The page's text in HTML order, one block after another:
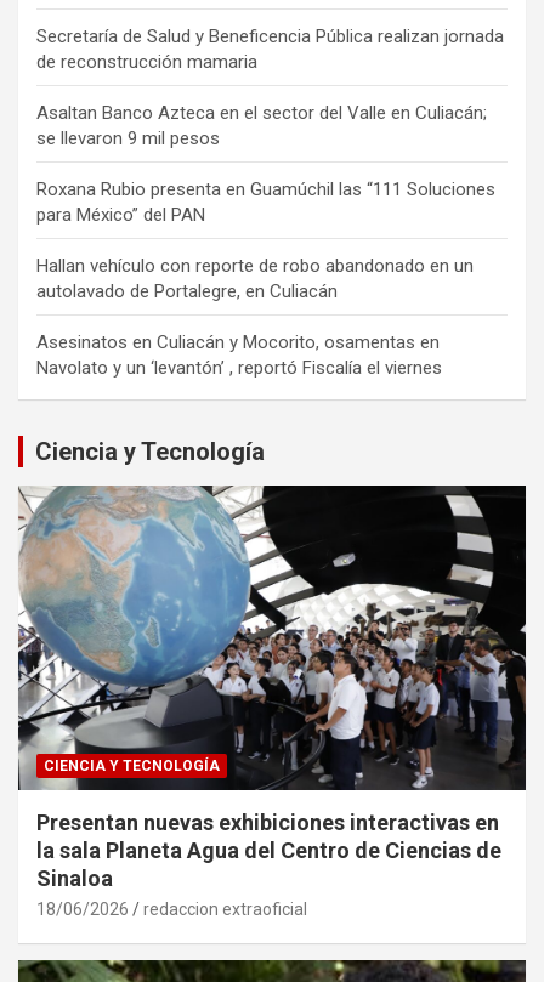
Secretaría de Salud y Beneficencia Pública realizan jornada
de reconstrucción mamaria
Asaltan Banco Azteca en el sector del Valle en Culiacán;
se llevaron 9 mil pesos
Roxana Rubio presenta en Guamúchil las “111 Soluciones
para México” del PAN
Hallan vehículo con reporte de robo abandonado en un
autolavado de Portalegre, en Culiacán
Asesinatos en Culiacán y Mocorito, osamentas en
Navolato y un ‘levantón’ , reportó Fiscalía el viernes
Ciencia y Tecnología
CIENCIA Y TECNOLOGÍA
Presentan nuevas exhibiciones interactivas en
la sala Planeta Agua del Centro de Ciencias de
Sinaloa
18/06/2026 redaccion extraoficial